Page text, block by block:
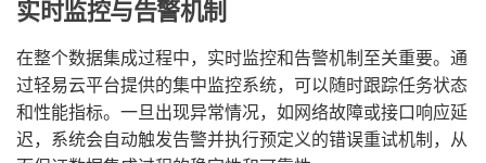
实时监控与告警机制
在整个数据集成过程中，实时监控和告警机制至关重要。通
过轻易云平台提供的集中监控系统，可以随时跟踪任务状态
和性能指标。一旦出现异常情况，如网络故障或接口响应延
迟，系统会自动触发告警并执行预定义的错误重试机制，从